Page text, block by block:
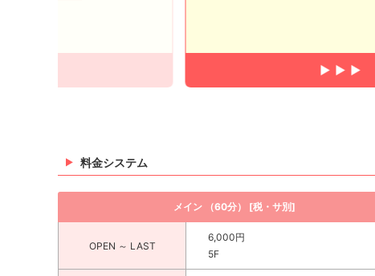
料金システム
メイン （60分） [税・サ別]
OPEN ～ LAST
6,000円
5F